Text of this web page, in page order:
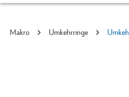
Makro Umkehrringe